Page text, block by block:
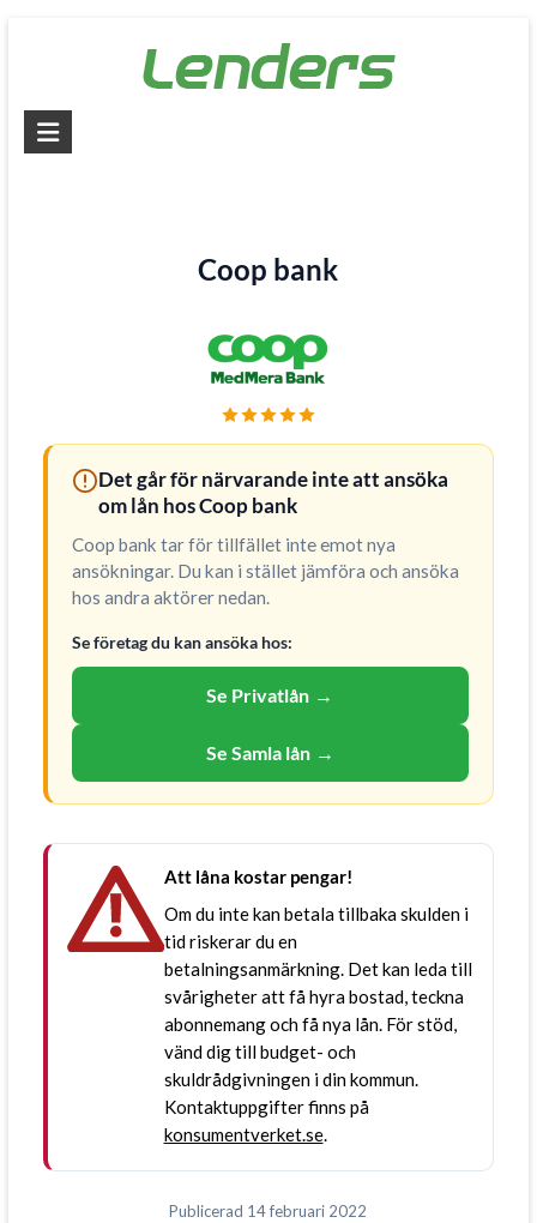
Lenders
Coop bank
Det går för närvarande inte att ansöka
om lån hos Coop bank
Coop bank tar för tillfället inte emot nya
ansökningar. Du kan i stället jämföra och ansöka
hos andra aktörer nedan.
Se företag du kan ansöka hos:
Se Privatlån →
Se Samla lån →
Att låna kostar pengar!
Om du inte kan betala tillbaka skulden i
tid riskerar du en
betalningsanmärkning. Det kan leda till
svårigheter att få hyra bostad, teckna
abonnemang och få nya lån. För stöd,
vänd dig till budget- och
skuldrådgivningen i din kommun.
Kontaktuppgifter finns på
konsumentverket.se.
Publicerad 14 februari 2022